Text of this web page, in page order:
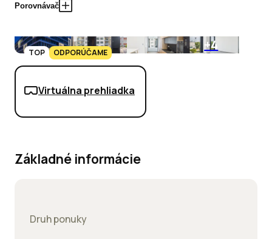
Porovnávač
TOP ODPORÚČAME +4
Virtuálna prehliadka
Základné informácie
Druh ponuky